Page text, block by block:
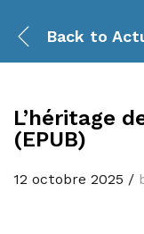
Back to
L’héritage
(EPUB)
12 octobre 2025 /